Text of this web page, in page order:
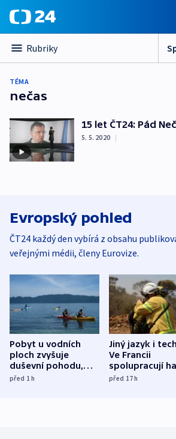
Rubriky
TÉMA
nečas
15 let ČT24: Pád
5. 5. 2020 |
Evropský pohled
ČT24 každý den vybírá z obsahu
veřejnými médii, členy Eurovize.
Pobyt u vodních
ploch zvyšuje
duševní pohodu,
ukázala
před 1h
Jiný jazyk i
Ve Francii
spolupracují
různých zemí
před 17h